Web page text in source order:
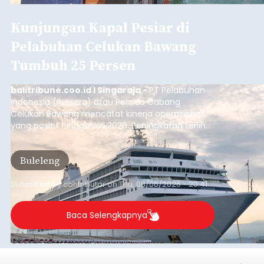
Kunjungan Kapal Pesiar di
Pelabuhan Celukan Bawang
Tumbuh 25 Persen
balitribune.coo.id I Singaraja -PT Pelabuhan
Indonesia (Persero) atau Pelindo Cabang
Celukan Bawang mencatat kinerja operasional
yang positif hingga Juli 2026. Peningkatan terlihat
dari arus kapal yang mencapai 1,48 juta Gross
Tonnage (GT), atau tumbuh 12,4 persen
dibandingkan periode yang sama tahun lalu
yang tercatat sebesar 1,32 juta GT.
Buleleng
Submitted bycontributoronThu, 08/06/2026 - 20:41
Baca Selengkapnya